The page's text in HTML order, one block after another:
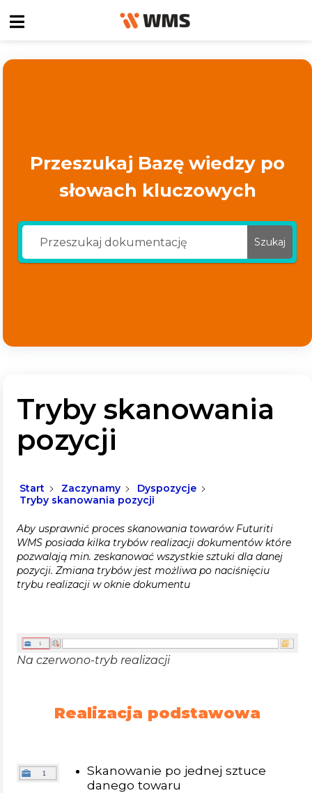
Przeszukaj Bazę wiedzy po
słowach kluczowych
Szukaj
Tryby skanowania
pozycji
Start Zaczynamy
Dyspozycje
Tryby skanowania pozycji
Aby usprawnić proces skanowania towarów Futuriti
WMS posiada kilka trybów realizacji dokumentów które
pozwalają min. zeskanować wszystkie sztuki dla danej
pozycji. Zmiana trybów jest możliwa po naciśnięciu
trybu realizacji w oknie dokumentu
Na czerwono-tryb realizacji
Realizacja podstawowa
Skanowanie po jednej sztuce
danego towaru